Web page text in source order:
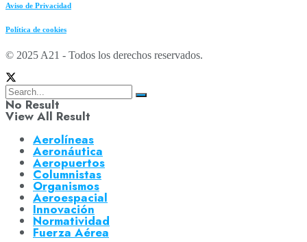
Aviso de Privacidad
Política de cookies
© 2025 A21 - Todos los derechos reservados.
No Result
View All Result
Aerolíneas
Aeronáutica
Aeropuertos
Columnistas
Organismos
Aeroespacial
Innovación
Normatividad
Fuerza Aérea